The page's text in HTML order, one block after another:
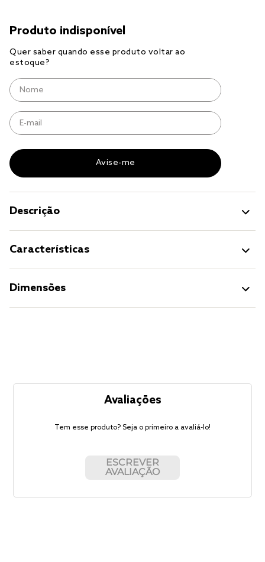
Descrição
Características
Dimensões
Avaliações
Tem esse produto? Seja o primeiro a avaliá-lo!
ESCREVER
AVALIAÇÃO